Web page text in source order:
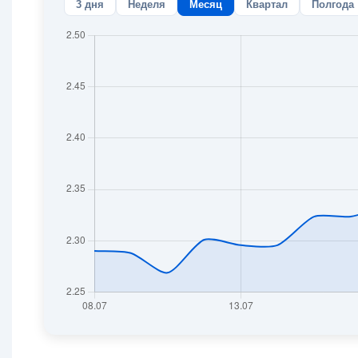
3 дня Неделя Месяц Квартал Полгода